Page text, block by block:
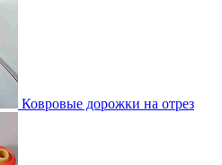
Ковровые дорожки на отрез